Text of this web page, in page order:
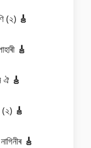
(২) 🎸
🎸
ঐ 🎸
(২) 🎸
🎸